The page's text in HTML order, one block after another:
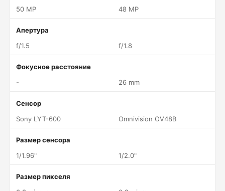
50 MP
48 MP
Апертура
f/1.5
f/1.8
Фокусное расстояние
-
26 mm
Сенсор
Sony LYT-600
Omnivision OV48B
Размер сенсора
1/1.96"
1/2.0"
Размер пикселя